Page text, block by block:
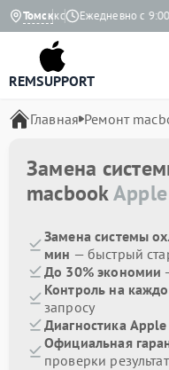
Томск
Яндекс Ежедневно с 9:00
REMSUPPORT
Главная Ремонт
Замена
macbookApple
Замена системы
мин — быстрый
До 30% экономии
Контроль на
запросу
Диагностика
Официальная
проверки